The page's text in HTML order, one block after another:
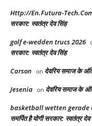
Http://En.Futura-
सरकार: स्वतंत्र देव सिंह
golf e-wedden trucs 2026
सरकार: स्वतंत्र देव सिंह
Carson on देवरिय समाज के
Jesenia on देवरिय समाज के
basketball wetten gerade
समर्पित है योगी सरकार: स्वतंत्र देव